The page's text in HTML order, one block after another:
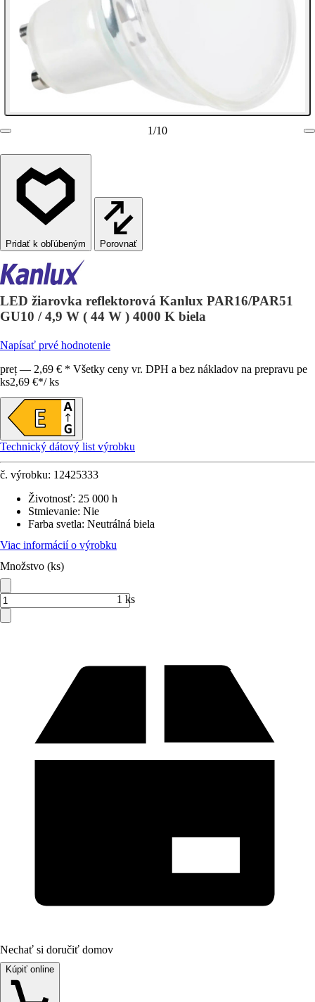
1/10
Porovnať
LED žiarovka reflektorová Kanlux PAR16/PAR51
GU10 / 4,9 W ( 44 W ) 4000 K biela
Napísať prvé hodnotenie
preț — 2,69 € * Všetky ceny vr. DPH a bez nákladov na prepravu pe
ks2,69 €*/ ks
Technický dátový list výrobku
č. výrobku: 12425333
Životnosť: 25 000 h
Stmievanie: Nie
Farba svetla: Neutrálná biela
Viac informácií o výrobku
Množstvo (ks)
1 ks
Nechať si doručiť domov
Kúpiť online